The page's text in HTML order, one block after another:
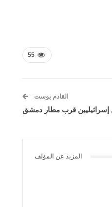
55
القادم بوست
قرب مطار دمشق
المزيد عن المؤلف